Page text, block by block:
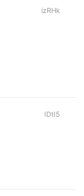
izRHk
IDtI5